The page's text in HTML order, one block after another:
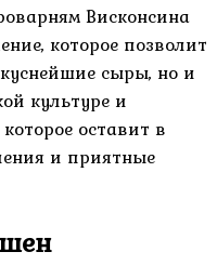
Висконсина
которое позволит
сыры, но и
культуре и
оставит в
и приятные